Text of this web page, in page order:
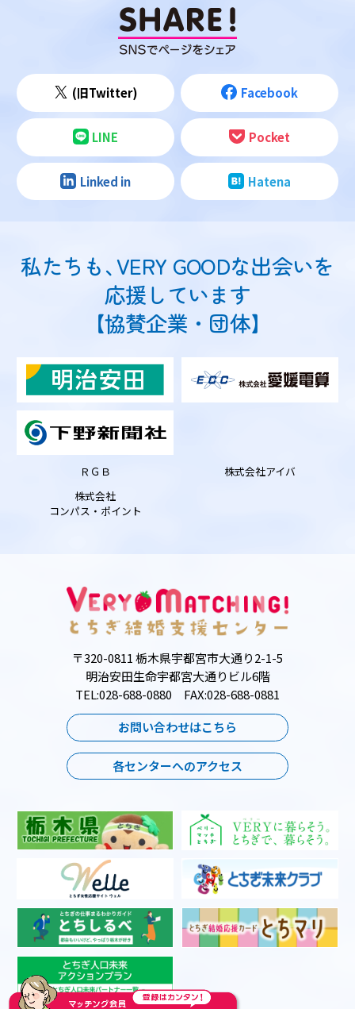
(旧Twitter) Facebook
LINE Pocket
Linked in Hatena
私たちも、VERY GOODな出会いを
応援しています
【協賛企業・団体】
ＲＧＢ
株式会社アイバ
株式会社
コンパス・ポイント
〒320-0811 栃木県宇都宮市大通り2-1-5
明治安田生命宇都宮大通りビル6階
TEL:028-688-0880 FAX:028-688-0881
お問い合わせはこちら
各センターへのアクセス